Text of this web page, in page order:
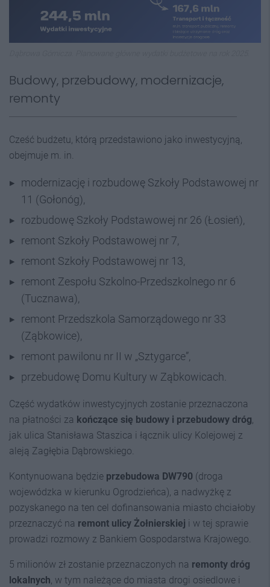
Budowy, przebudowy, modernizacje,
remonty
Cześć budżetu, którą przedstawiono jako inwestycyjną,
obejmuje m. in.
modernizację i rozbudowę Szkoły Podstawowej nr
11 (Gołonóg),
rozbudowę Szkoły Podstawowej nr 26 (Łosień),
remont Szkoły Podstawowej nr 7,
remont Szkoły Podstawowej nr 13,
remont Zespołu Szkolno-Przedszkolnego nr 6
(Tucznawa),
remont Przedszkola Samorządowego nr 33
(Ząbkowice),
remont pawilonu nr II w „Sztygarce”,
przebudowę Domu Kultury w Ząbkowicach.
Część wydatków inwestycyjnych zostanie przeznaczona
na płatności za kończące się budowy i przebudowy dróg,
jak ulica Stanisława Staszica i łącznik ulicy Kolejowej z
aleją Zagłębia Dąbrowskiego.
Kontynuowana będzie przebudowa DW790 (droga
wojewódzka w kierunku Ogrodzieńca), a nadwyżkę z
pozyskanego na ten cel dofinansowania miasto chciałoby
przeznaczyć na remont ulicy Żołnierskiej i w tej sprawie
prowadzi rozmowy z Bankiem Gospodarstwa Krajowego.
5 milionów zł zostanie przeznaczonych na remonty dróg
lokalnych, w tym należące do miasta drogi osiedlowe i